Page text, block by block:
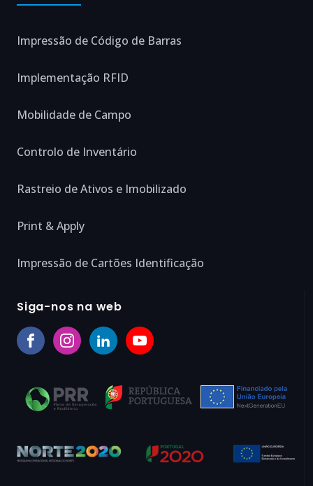
Impressão de Código de Barras
Implementação RFID
Mobilidade de Campo
Controlo de Inventário
Rastreio de Ativos e Imobilizado
Print & Apply
Impressão de Cartões Identificação
Siga-nos na web